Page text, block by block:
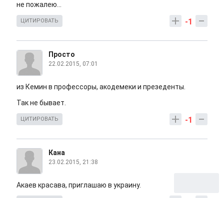
не пожалею...
-1
ЦИТИРОВАТЬ
Просто
22.02.2015, 07:01
из Кемин в профессоры, акодемеки и презеденты.
Так не бывает.
-1
ЦИТИРОВАТЬ
Кана
23.02.2015, 21:38
Акаев красава, приглашаю в украину.